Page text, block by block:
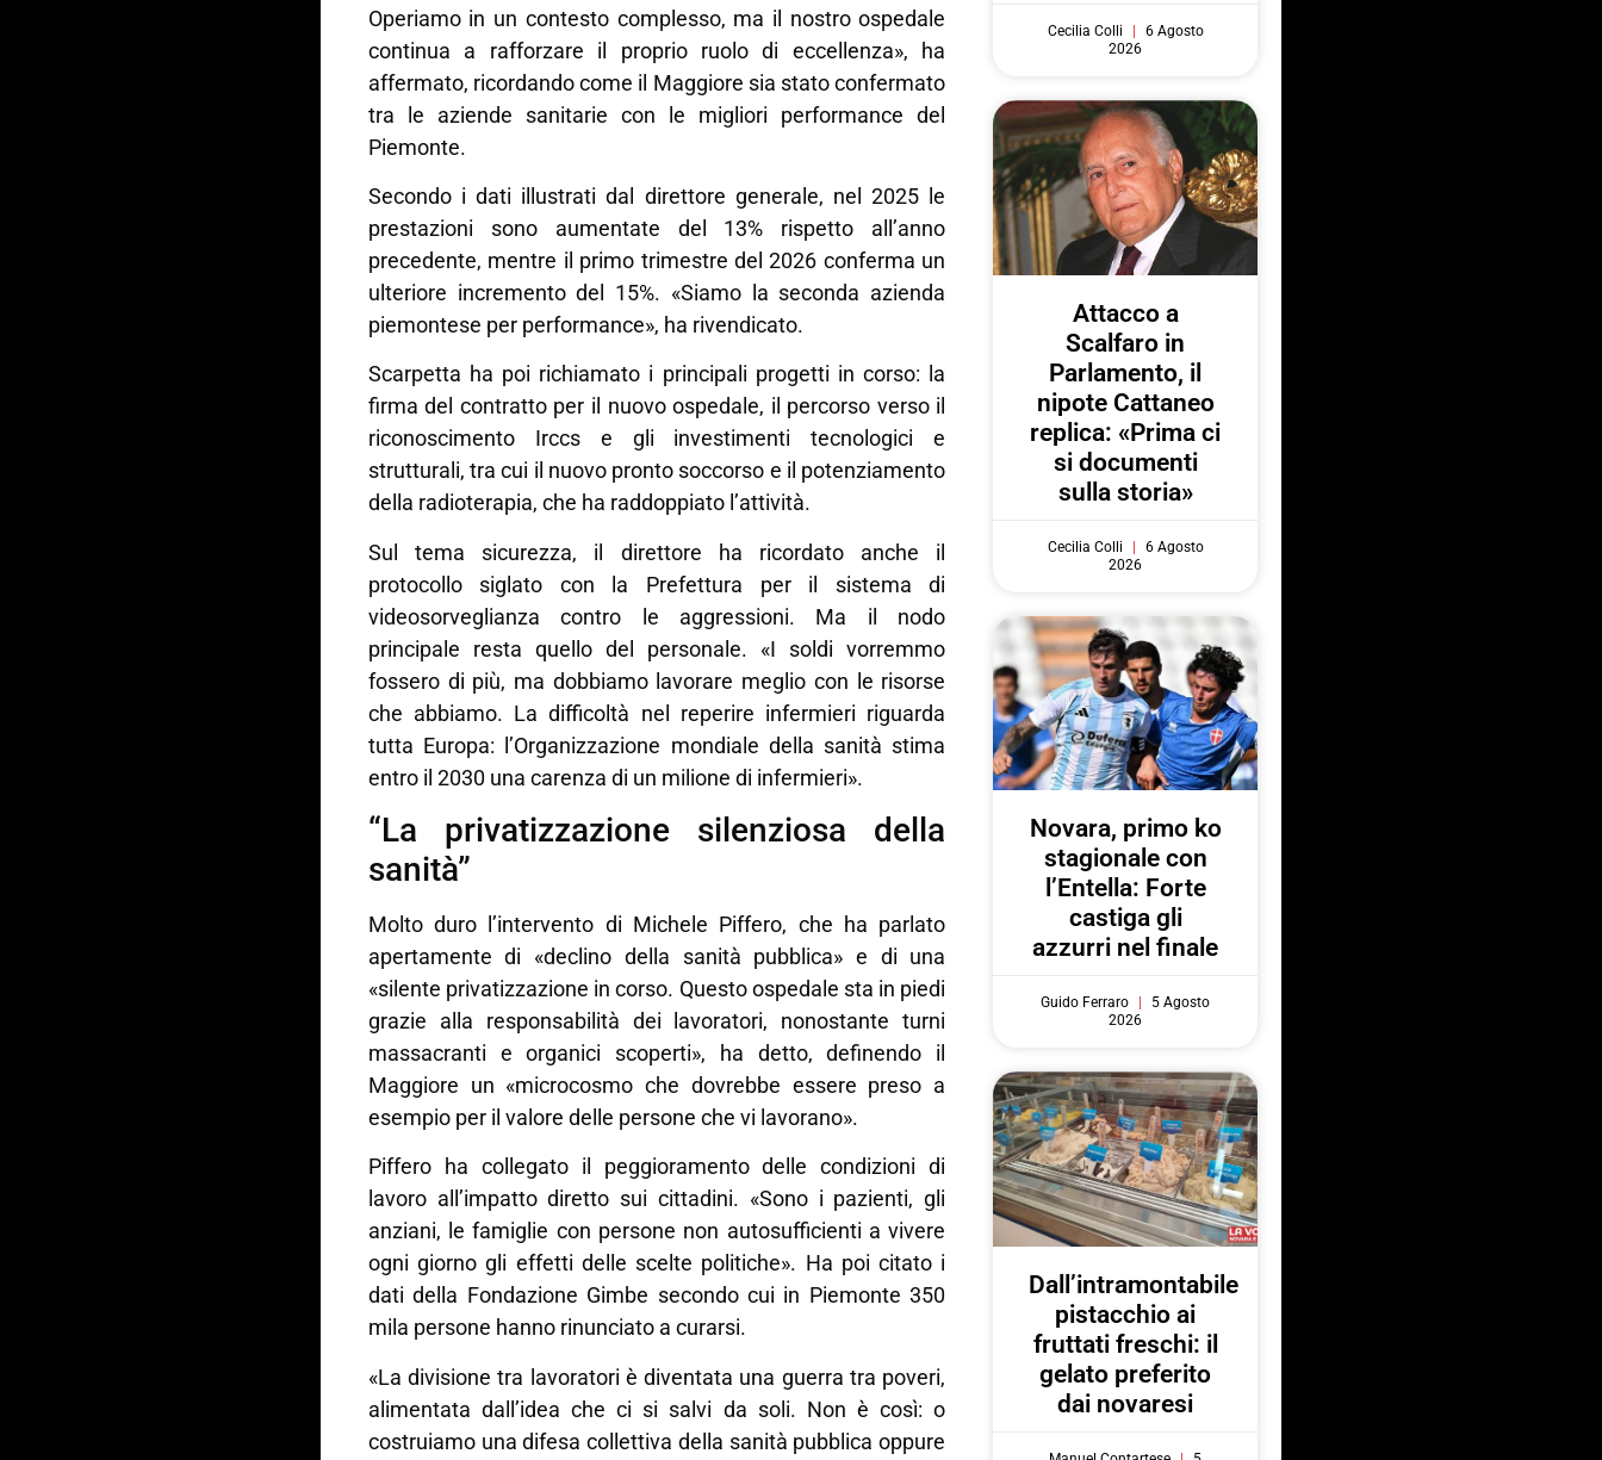
Operiamo in un contesto complesso, ma il nostro ospedale
continua a rafforzare il proprio ruolo di eccellenza», ha
affermato, ricordando come il Maggiore sia stato confermato
tra le aziende sanitarie con le migliori performance del
Piemonte.
Secondo i dati illustrati dal direttore generale, nel 2025 le
prestazioni sono aumentate del 13% rispetto all’anno
precedente, mentre il primo trimestre del 2026 conferma un
ulteriore incremento del 15%. «Siamo la seconda azienda
piemontese per performance», ha rivendicato.
Scarpetta ha poi richiamato i principali progetti in corso: la
firma del contratto per il nuovo ospedale, il percorso verso il
riconoscimento Irccs e gli investimenti tecnologici e
strutturali, tra cui il nuovo pronto soccorso e il potenziamento
della radioterapia, che ha raddoppiato l’attività.
Sul tema sicurezza, il direttore ha ricordato anche il
protocollo siglato con la Prefettura per il sistema di
videosorveglianza contro le aggressioni. Ma il nodo
principale resta quello del personale. «I soldi vorremmo
fossero di più, ma dobbiamo lavorare meglio con le risorse
che abbiamo. La difficoltà nel reperire infermieri riguarda
tutta Europa: l’Organizzazione mondiale della sanità stima
entro il 2030 una carenza di un milione di infermieri».
“La privatizzazione silenziosa della
sanità”
Molto duro l’intervento di Michele Piffero, che ha parlato
apertamente di «declino della sanità pubblica» e di una
«silente privatizzazione in corso. Questo ospedale sta in piedi
grazie alla responsabilità dei lavoratori, nonostante turni
massacranti e organici scoperti», ha detto, definendo il
Maggiore un «microcosmo che dovrebbe essere preso a
esempio per il valore delle persone che vi lavorano».
Piffero ha collegato il peggioramento delle condizioni di
lavoro all’impatto diretto sui cittadini. «Sono i pazienti, gli
anziani, le famiglie con persone non autosufficienti a vivere
ogni giorno gli effetti delle scelte politiche». Ha poi citato i
dati della Fondazione Gimbe secondo cui in Piemonte 350
mila persone hanno rinunciato a curarsi.
«La divisione tra lavoratori è diventata una guerra tra poveri,
alimentata dall’idea che ci si salvi da soli. Non è così: o
costruiamo una difesa collettiva della sanità pubblica oppure
Cecilia Colli
6 Agosto
2026
Attacco a
Scalfaro in
Parlamento, il
nipote Cattaneo
replica: «Prima ci
si documenti
sulla storia»
Cecilia Colli
6 Agosto
2026
Novara, primo ko
stagionale con
l’Entella: Forte
castiga gli
azzurri nel finale
Guido Ferraro
5 Agosto
2026
Dall’intramontabile
pistacchio ai
fruttati freschi: il
gelato preferito
dai novaresi